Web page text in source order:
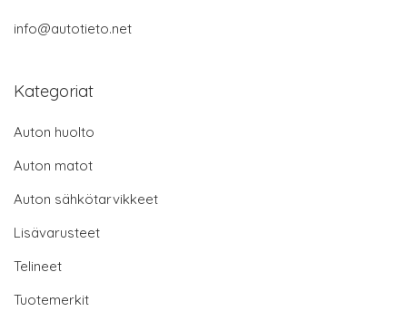
info@autotieto.net
Kategoriat
Auton huolto
Auton matot
Auton sähkötarvikkeet
Lisävarusteet
Telineet
Tuotemerkit